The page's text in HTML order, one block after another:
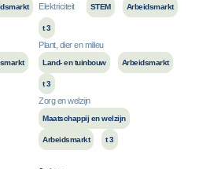
Elektriciteit STEM Arbeidsmarkt
t 3
Plant, dier en milieu
Land- en tuinbouw Arbeidsmarkt
t 3
Zorg en welzijn
Maatschappij en welzijn
Arbeidsmarkt t 3